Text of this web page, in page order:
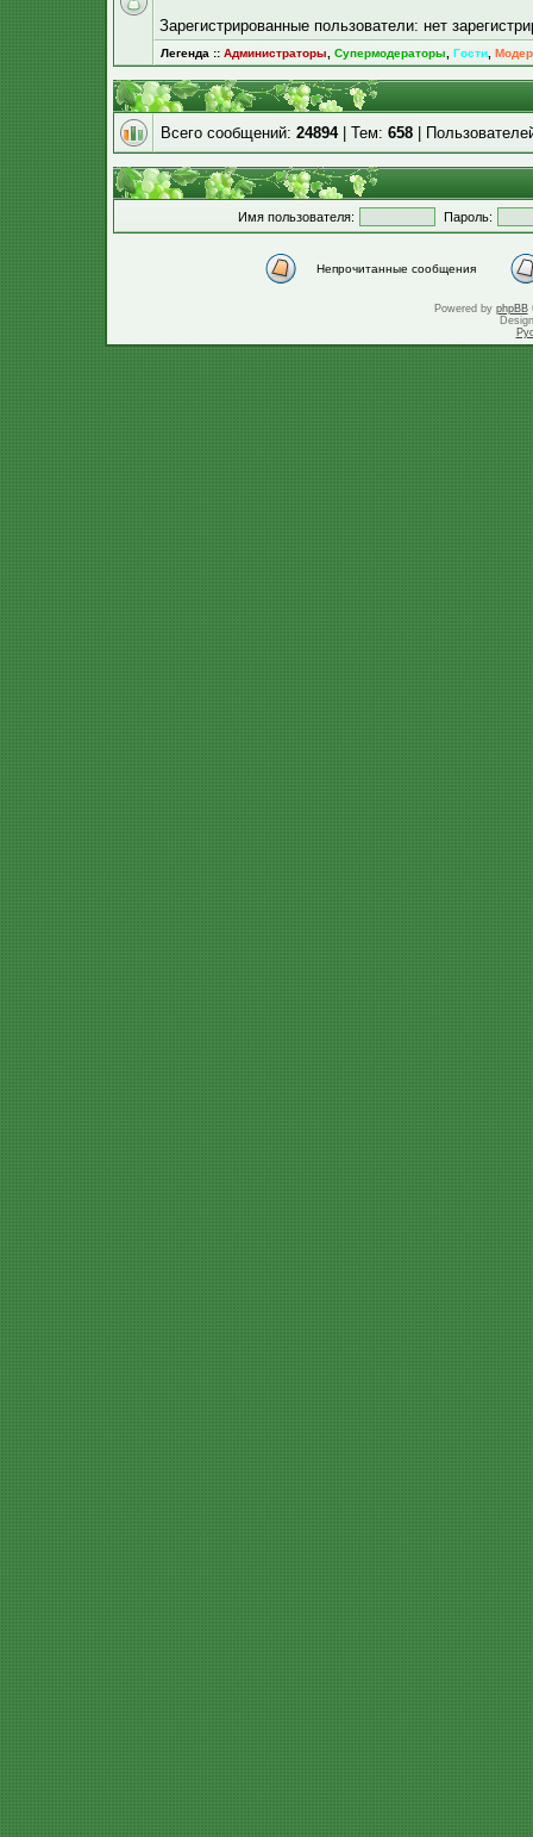
Зарегистрированные пользователи: нет
Легенда :: Администраторы Супермодераторы Гости
Всего сообщений: 24894| Тем: 658 |
Имя пользователя: Пароль:
Непрочитанные сообщения
Powered by phpBB